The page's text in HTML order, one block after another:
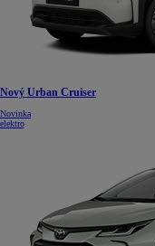
Nový Urban Cruiser
Novinka
elektro